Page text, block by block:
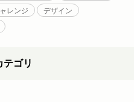
レンジ
デザイン
テゴリ